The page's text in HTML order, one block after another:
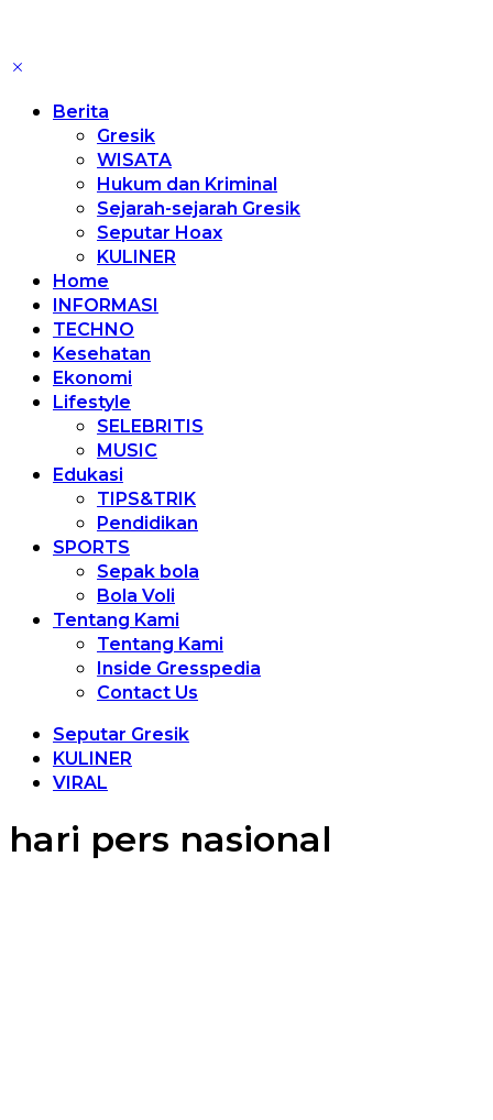
Berita
Gresik
WISATA
Hukum dan Kriminal
Sejarah-sejarah Gresik
Seputar Hoax
KULINER
Home
INFORMASI
TECHNO
Kesehatan
Ekonomi
Lifestyle
SELEBRITIS
MUSIC
Edukasi
TIPS&TRIK
Pendidikan
SPORTS
Sepak bola
Bola Voli
Tentang Kami
Tentang Kami
Inside Gresspedia
Contact Us
Seputar Gresik
KULINER
VIRAL
hari pers nasional